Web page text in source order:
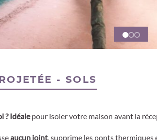
- SOLS
? Idéalepour isoler votre maison avant la
aucun joint, supprime les ponts thermiques